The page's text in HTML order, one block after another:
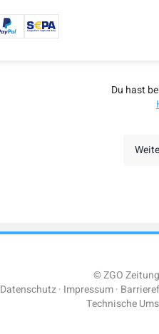
Du hast
© ZGO
Datenschutz Impressum
Technische